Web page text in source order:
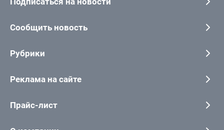
Сообщить новость
Рубрики
Реклама на сайте
Прайс-лист